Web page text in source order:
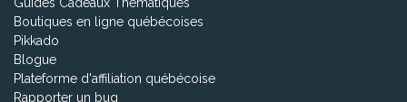
Guides Cadeaux Thématiques
Boutiques en ligne québécoises
Pikkado
Blogue
Plateforme d'affiliation québécoise
Rapporter un bug